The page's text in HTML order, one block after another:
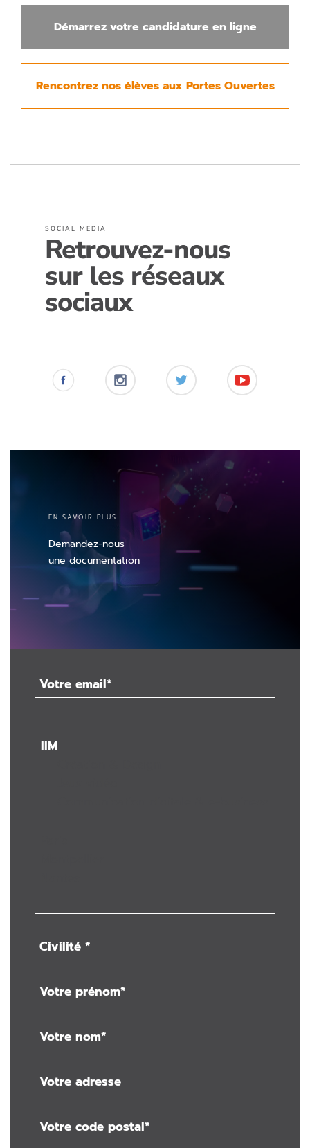
Démarrez votre candidature en ligne
Rencontrez nos élèves aux Portes Ouvertes
SOCIAL MEDIA
Retrouvez-nous
sur les réseaux
sociaux
EN SAVOIR PLUS
Demandez-nous
une documentation